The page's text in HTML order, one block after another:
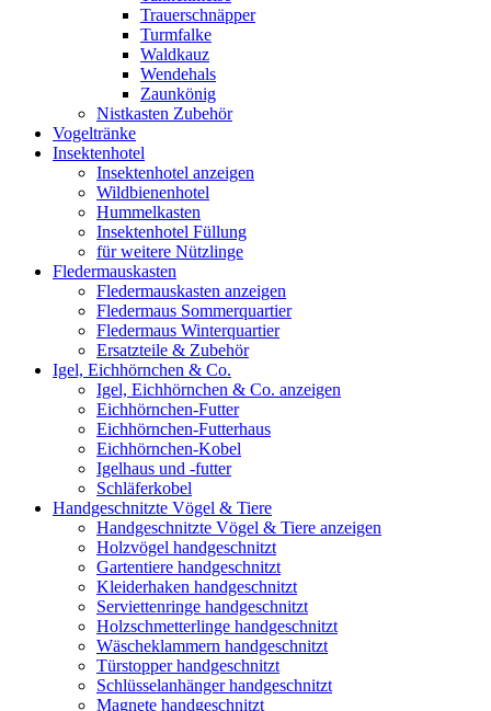
Trauerschnäpper
Turmfalke
Waldkauz
Wendehals
Zaunkönig
Nistkasten Zubehör
Vogeltränke
Insektenhotel
Insektenhotel anzeigen
Wildbienenhotel
Hummelkasten
Insektenhotel Füllung
für weitere Nützlinge
Fledermauskasten
Fledermauskasten anzeigen
Fledermaus Sommerquartier
Fledermaus Winterquartier
Ersatzteile & Zubehör
Igel, Eichhörnchen & Co.
Igel, Eichhörnchen & Co. anzeigen
Eichhörnchen-Futter
Eichhörnchen-Futterhaus
Eichhörnchen-Kobel
Igelhaus und -futter
Schläferkobel
Handgeschnitzte Vögel & Tiere
Handgeschnitzte Vögel & Tiere anzeigen
Holzvögel handgeschnitzt
Gartentiere handgeschnitzt
Kleiderhaken handgeschnitzt
Serviettenringe handgeschnitzt
Holzschmetterlinge handgeschnitzt
Wäscheklammern handgeschnitzt
Türstopper handgeschnitzt
Schlüsselanhänger handgeschnitzt
Magnete handgeschnitzt